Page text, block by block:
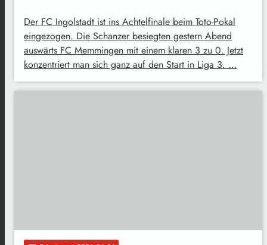
Der FC Ingolstadt ist ins Achtelfinale beim Toto-Pokal
eingezogen. Die Schanzer besiegten gestern Abend
auswärts FC Memmingen mit einem klaren 3 zu 0. Jetzt
konzentriert man sich ganz auf den Start in Liga 3. …